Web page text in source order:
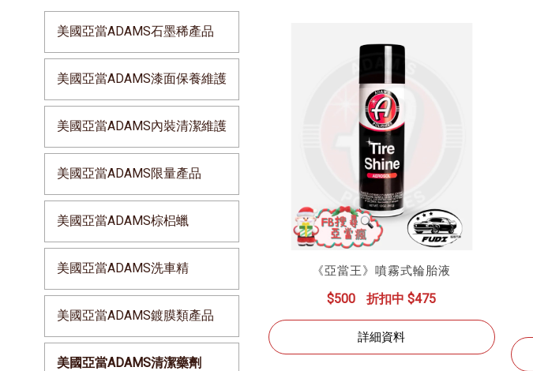
美國亞當ADAMS石墨稀產品
美國亞當ADAMS漆面保養維護
美國亞當ADAMS內裝清潔維護
美國亞當ADAMS限量產品
美國亞當ADAMS棕梠蠟
美國亞當ADAMS洗車精
美國亞當ADAMS鍍膜類產品
美國亞當ADAMS清潔藥劑
《亞當王》噴霧式輪胎液
$500 折扣中 $475
詳細資料